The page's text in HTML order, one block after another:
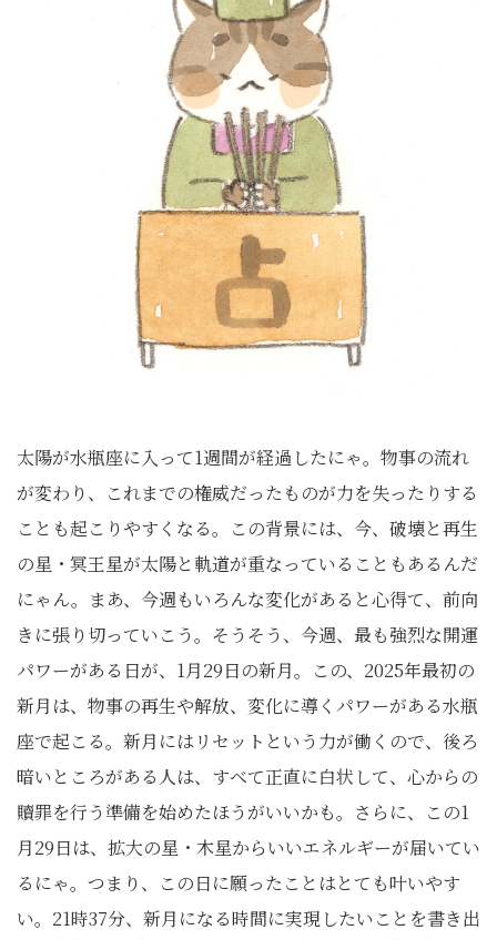
太陽が水瓶座に入って1週間が経過したにゃ。物事の流れ
が変わり、これまでの権威だったものが力を失ったりする
ことも起こりやすくなる。この背景には、今、破壊と再生
の星・冥王星が太陽と軌道が重なっていることもあるんだ
にゃん。まあ、今週もいろんな変化があると心得て、前向
きに張り切っていこう。そうそう、今週、最も強烈な開運
パワーがある日が、1月29日の新月。この、2025年最初の
新月は、物事の再生や解放、変化に導くパワーがある水瓶
座で起こる。新月にはリセットという力が働くので、後ろ
暗いところがある人は、すべて正直に白状して、心からの
贖罪を行う準備を始めたほうがいいかも。さらに、この1
月29日は、拡大の星・木星からいいエネルギーが届いてい
るにゃ。つまり、この日に願ったことはとても叶いやす
い。21時37分、新月になる時間に実現したいことを書き出